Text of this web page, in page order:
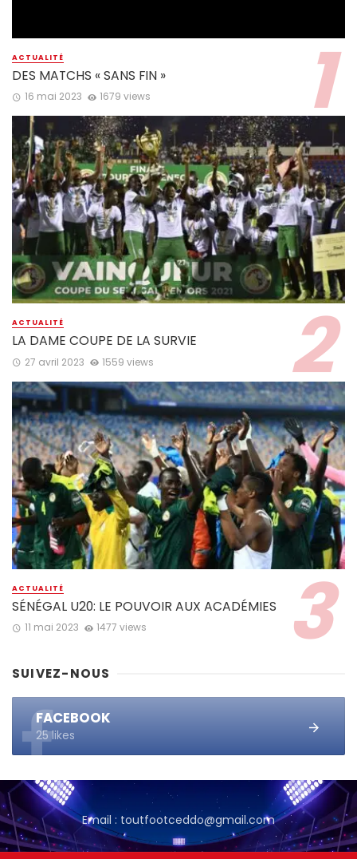
ACTUALITÉ
DES MATCHS « SANS FIN »
16 mai 2023 1679 views
ACTUALITÉ
LA DAME COUPE DE LA SURVIE
27 avril 2023 1559 views
ACTUALITÉ
SÉNÉGAL U20: LE POUVOIR AUX ACADÉMIES
11 mai 2023 1477 views
SUIVEZ-NOUS
FACEBOOK
25 likes
Email : toutfootceddo@gmail.com